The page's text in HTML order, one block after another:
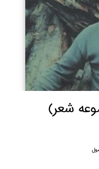
شعر)